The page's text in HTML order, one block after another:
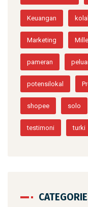
Keuangan
Marketing
pameran
potensilokal
shopee solo
testimoni turki